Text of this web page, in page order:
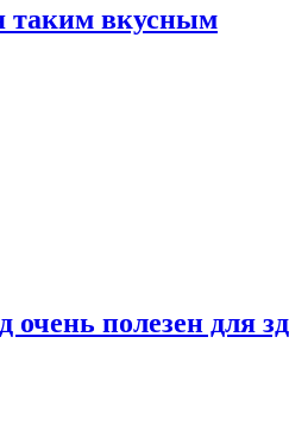
таким вкусным
полезен для